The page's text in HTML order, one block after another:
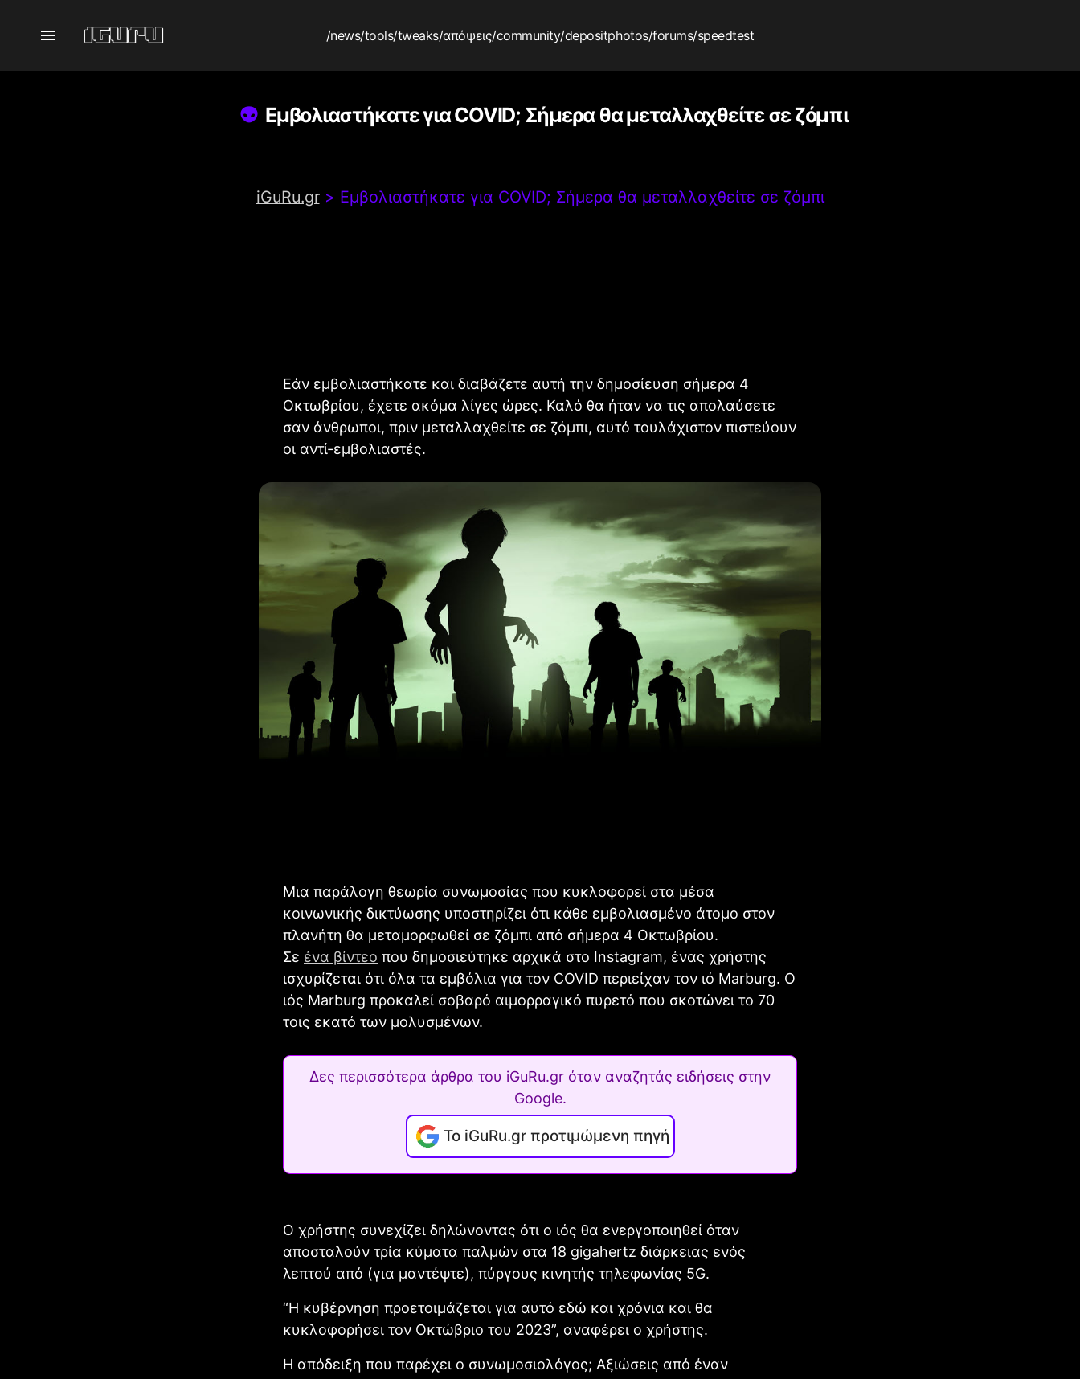
/news/tools/tweaks/απόψεις/community/depositphotos/forums/speedtest
Εμβολιαστήκατε για COVID; Σήμερα θα μεταλλαχθείτε σε ζόμπι
iGuRu.gr> Εμβολιαστήκατε για COVID; Σήμερα θα μεταλλαχθείτε σε ζόμπι
Εάν εμβολιαστήκατε και διαβάζετε αυτή την δημοσίευση σήμερα 4
Οκτωβρίου, έχετε ακόμα λίγες ώρες. Καλό θα ήταν να τις απολαύσετε
σαν άνθρωποι, πριν μεταλλαχθείτε σε ζόμπι, αυτό τουλάχιστον πιστεύουν
οι αντί-εμβολιαστές.
Μια παράλογη θεωρία συνωμοσίας που κυκλοφορεί στα μέσα
κοινωνικής δικτύωσης υποστηρίζει ότι κάθε εμβολιασμένο άτομο στον
πλανήτη θα μεταμορφωθεί σε ζόμπι από σήμερα 4 Οκτωβρίου.
Σε ένα βίντεο που δημοσιεύτηκε αρχικά στο Instagram, ένας χρήστης
ισχυρίζεται ότι όλα τα εμβόλια για τον COVID περιείχαν τον ιό Marburg. Ο
ιός Marburg προκαλεί σοβαρό αιμορραγικό πυρετό που σκοτώνει το 70
τοις εκατό των μολυσμένων.
Δες περισσότερα άρθρα του iGuRu.gr όταν αναζητάς ειδήσεις στην
Google.
Το iGuRu.gr προτιμώμενη πηγή
Ο χρήστης συνεχίζει δηλώνοντας ότι ο ιός θα ενεργοποιηθεί όταν
αποσταλούν τρία κύματα παλμών στα 18 gigahertz διάρκειας ενός
λεπτού από (για μαντέψτε), πύργους κινητής τηλεφωνίας 5G.
“Η κυβέρνηση προετοιμάζεται για αυτό εδώ και χρόνια και θα
κυκλοφορήσει τον Οκτώβριο του 2023”, αναφέρει ο χρήστης.
Η απόδειξη που παρέχει ο συνωμοσιολόγος; Αξιώσεις από έναν